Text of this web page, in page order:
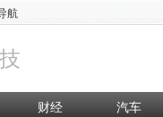
航
财经 汽车